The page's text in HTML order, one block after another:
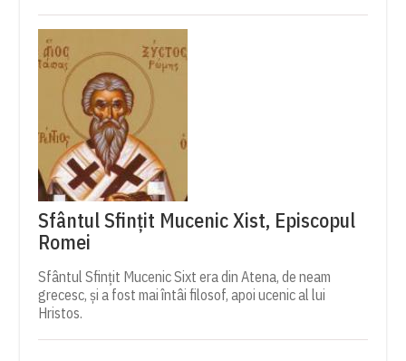
Sfântul Sfințit Mucenic Xist, Episcopul
Romei
Sfântul Sfințit Mucenic Sixt era din Atena, de neam
grecesc, și a fost mai întâi filosof, apoi ucenic al lui
Hristos.